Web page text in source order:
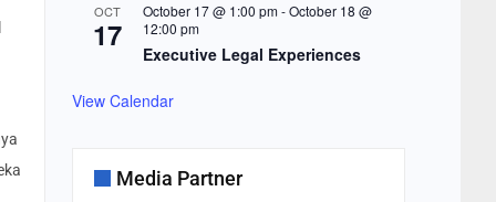
OCT
17
October 17 @ 1:00 pm-October 18 @
12:00 pm
Executive Legal Experiences
View Calendar
Media Partner